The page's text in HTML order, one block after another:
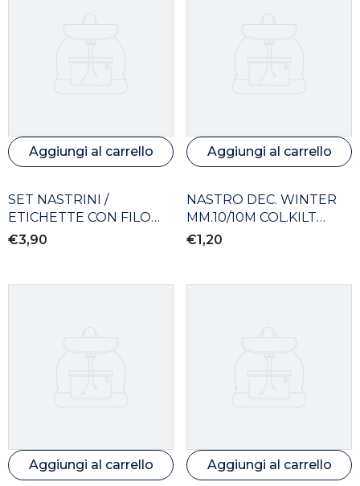
Aggiungi al carrello
SET NASTRINI /
ETICHETTE CON FILO
WILER
€3,90
Aggiungi al carrello
NASTRO DEC. WINTER
MM.10/10M COL.KILT
SCOZZESE
€1,20
Aggiungi al carrello Aggiungi al carrello